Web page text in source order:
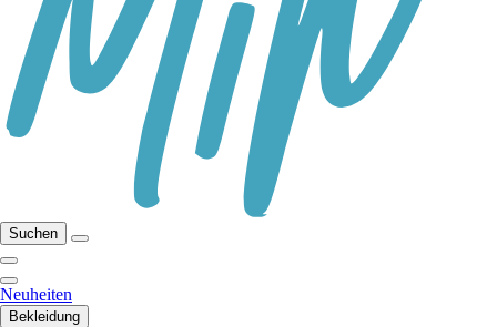
Suchen
Neuheiten
Bekleidung